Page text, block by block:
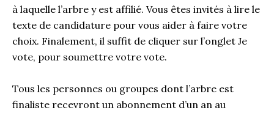
à laquelle l’arbre y est affilié. Vous êtes invités à lire le
texte de candidature pour vous aider à faire votre
choix. Finalement, il suffit de cliquer sur l’onglet Je
vote, pour soumettre votre vote.
Tous les personnes ou groupes dont l’arbre est
finaliste recevront un abonnement d’un an au